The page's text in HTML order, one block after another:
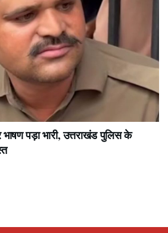
पड़ा भारी, उत्तराखंड पुलिस के